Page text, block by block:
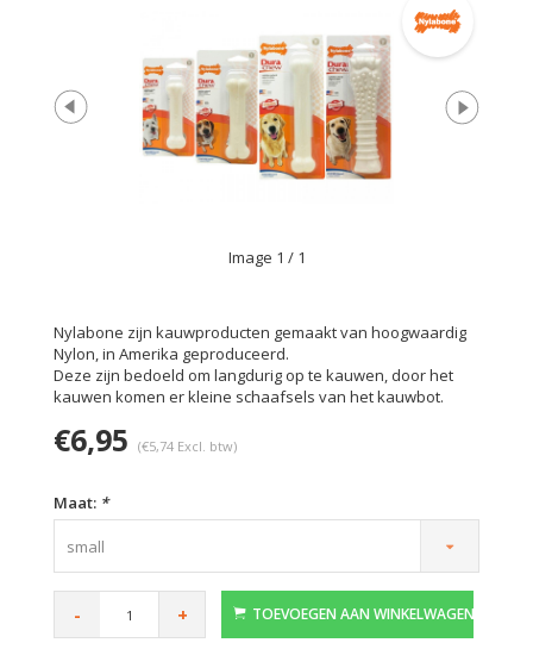
Image 1 / 1
Nylabone zijn kauwproducten gemaakt van hoogwaardig
Nylon, in Amerika geproduceerd.
Deze zijn bedoeld om langdurig op te kauwen, door het
kauwen komen er kleine schaafsels van het kauwbot.
€6,95 (€5,74 Excl. btw)
Maat: *
small
- + TOEVOEGEN AAN WINKELWAGEN